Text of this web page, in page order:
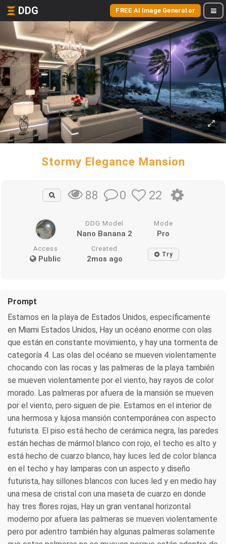
DDG FREE AI Image Generator
Stormy Elegance Mansion
88 0 22
DDG Model
Nano Banana 2
Mode
Pro
Access
Public
Created
2mos ago Try
Prompt
Estamos en la playa de Estados Unidos, específicamente
en Miami Estados Unidos, Hay un océano enorme con olas
que están en constante movimiento, y hay una tormenta de
categoría 4. Las olas del océano se mueven violentamente
chocando con las rocas y las palmeras de la playa también
se mueven violentamente por el viento, hay rayos de color
morado. Las palmeras por afuera de la mansión se mueven
por el viento, pero siguen de pie. Estamos en el interior de
una hermosa y lujosa mansión contemporánea con aspecto
futurista. El piso está hecho de cerámica negra, las paredes
están hechas de mármol blanco con rojo, el techo es alto y
está hecho de cuarzo blanco, hay luces led de color blanca
en el techo y hay lamparas con un aspecto y diseño
futurista, hay sillones blancos con luces led y en medio hay
una mesa de cristal con una maseta de cuarzo en donde
hay tres flores rojas, Hay un gran ventanal horizontal
moderno por afuera las palmeras se mueven violentamente
pero por adentro también hay algunas palmeras solamente